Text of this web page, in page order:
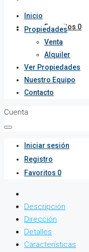
Favoritos 0
Inicio
Propiedades
Venta
Alquiler
Ver Propiedades
Nuestro Equipo
Contacto
Cuenta
Iniciar sesión
Registro
Favoritos 0
Descripción
Dirección
Detalles
Características